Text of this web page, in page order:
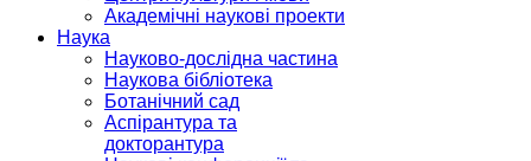
Академічні наукові проекти
Наука
Науково-дослідна частина
Наукова бібліотека
Ботанічний сад
Аспірантура та
докторантура